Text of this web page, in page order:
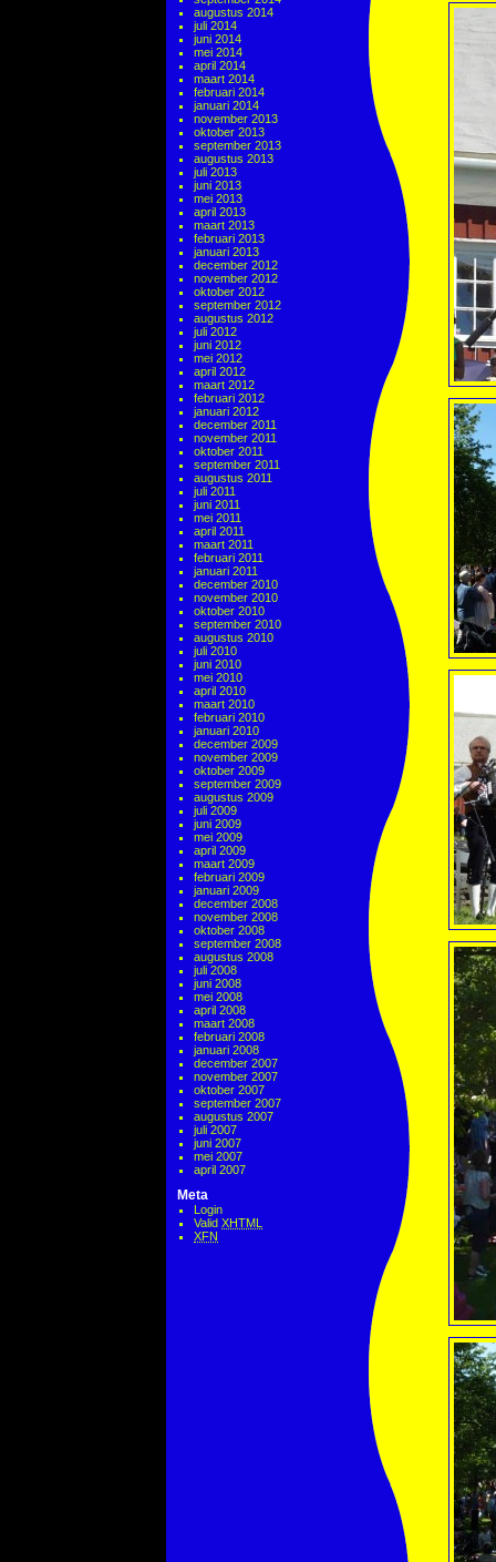
augustus 2014
juli 2014
juni 2014
mei 2014
april 2014
maart 2014
februari 2014
januari 2014
november 2013
oktober 2013
september 2013
augustus 2013
juli 2013
juni 2013
mei 2013
april 2013
maart 2013
februari 2013
januari 2013
december 2012
november 2012
oktober 2012
september 2012
augustus 2012
juli 2012
juni 2012
mei 2012
april 2012
maart 2012
februari 2012
januari 2012
december 2011
november 2011
oktober 2011
september 2011
augustus 2011
juli 2011
juni 2011
mei 2011
april 2011
maart 2011
februari 2011
januari 2011
december 2010
november 2010
oktober 2010
september 2010
augustus 2010
juli 2010
juni 2010
mei 2010
april 2010
maart 2010
februari 2010
januari 2010
december 2009
november 2009
oktober 2009
september 2009
augustus 2009
juli 2009
juni 2009
mei 2009
april 2009
maart 2009
februari 2009
januari 2009
december 2008
november 2008
oktober 2008
september 2008
augustus 2008
juli 2008
juni 2008
mei 2008
april 2008
maart 2008
februari 2008
januari 2008
december 2007
november 2007
oktober 2007
september 2007
augustus 2007
juli 2007
juni 2007
mei 2007
april 2007
Meta
Login
Valid XHTML
XFN